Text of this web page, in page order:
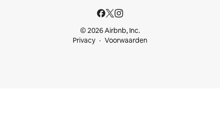
© 2026 Airbnb, Inc.
Privacy
Voorwaarden